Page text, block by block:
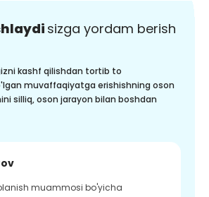
sizga yordam berish
kashf qilishdan tortib to
muvaffaqiyatga erishishning oson
silliq, oson jarayon bilan boshdan
muammosi bo'yicha